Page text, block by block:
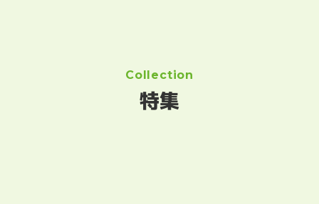
Collection
特集